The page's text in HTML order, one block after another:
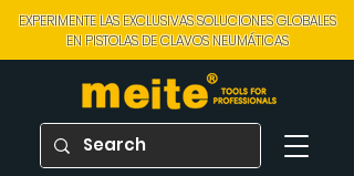
EXPERIMENTE LAS EXCLUSIVAS SOLUCIONES GLOBALES
EN PISTOLAS DE CLAVOS NEUMÁTICAS